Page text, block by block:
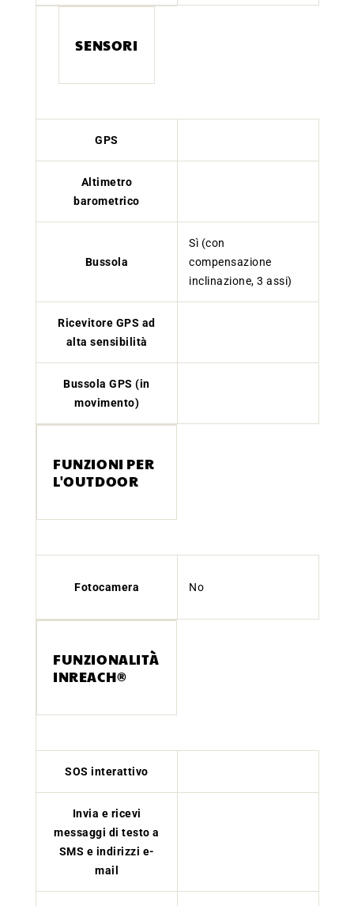
SENSORI
GPS
Altimetro
barometrico
Bussola
Sì (con
compensazione
inclinazione, 3 assi)
Ricevitore GPS ad
alta sensibilità
Bussola GPS (in
movimento)
FUNZIONI PER
L'OUTDOOR
Fotocamera No
FUNZIONALITÀ
INREACH®
SOS interattivo
Invia e ricevi
messaggi di testo a
SMS e indirizzi e-
mail